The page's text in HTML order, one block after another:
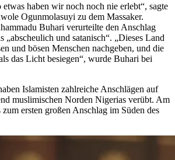
etwas haben wir noch noch nie erlebt“, sagte
Ogunmolasuyi zu dem Massaker.
Buhari verurteilte den Anschlag
„abscheulich und satanisch“. „Dieses Land
und bösen Menschen nachgeben, und die
das Licht besiegen“, wurde Buhari bei
Islamisten zahlreiche Anschlägen auf
muslimischen Norden Nigerias verübt. Am
ersten großen Anschlag im Süden des